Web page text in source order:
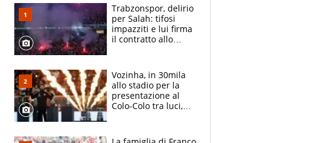
Trabzonspor, delirio
per Salah: tifosi
impazziti e lui firma
il contratto allo
Vozinha, in 30mila
allo stadio per la
presentazione al
Colo-Colo tra luci,